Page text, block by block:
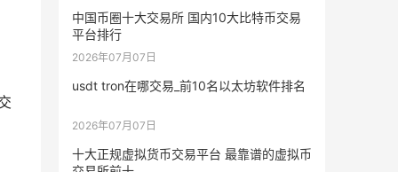
中国币圈十大交易所 国内10大比特币交易
平台排行
2026年07月07日
usdt tron在哪交易_前10名以太坊软件排名
2026年07月07日
十大正规虚拟货币交易平台 最靠谱的虚拟币